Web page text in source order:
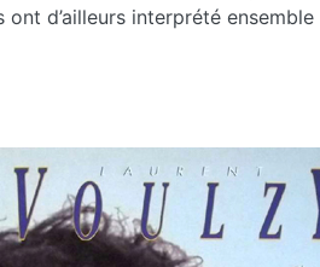
ont d’ailleurs interprété ensemble